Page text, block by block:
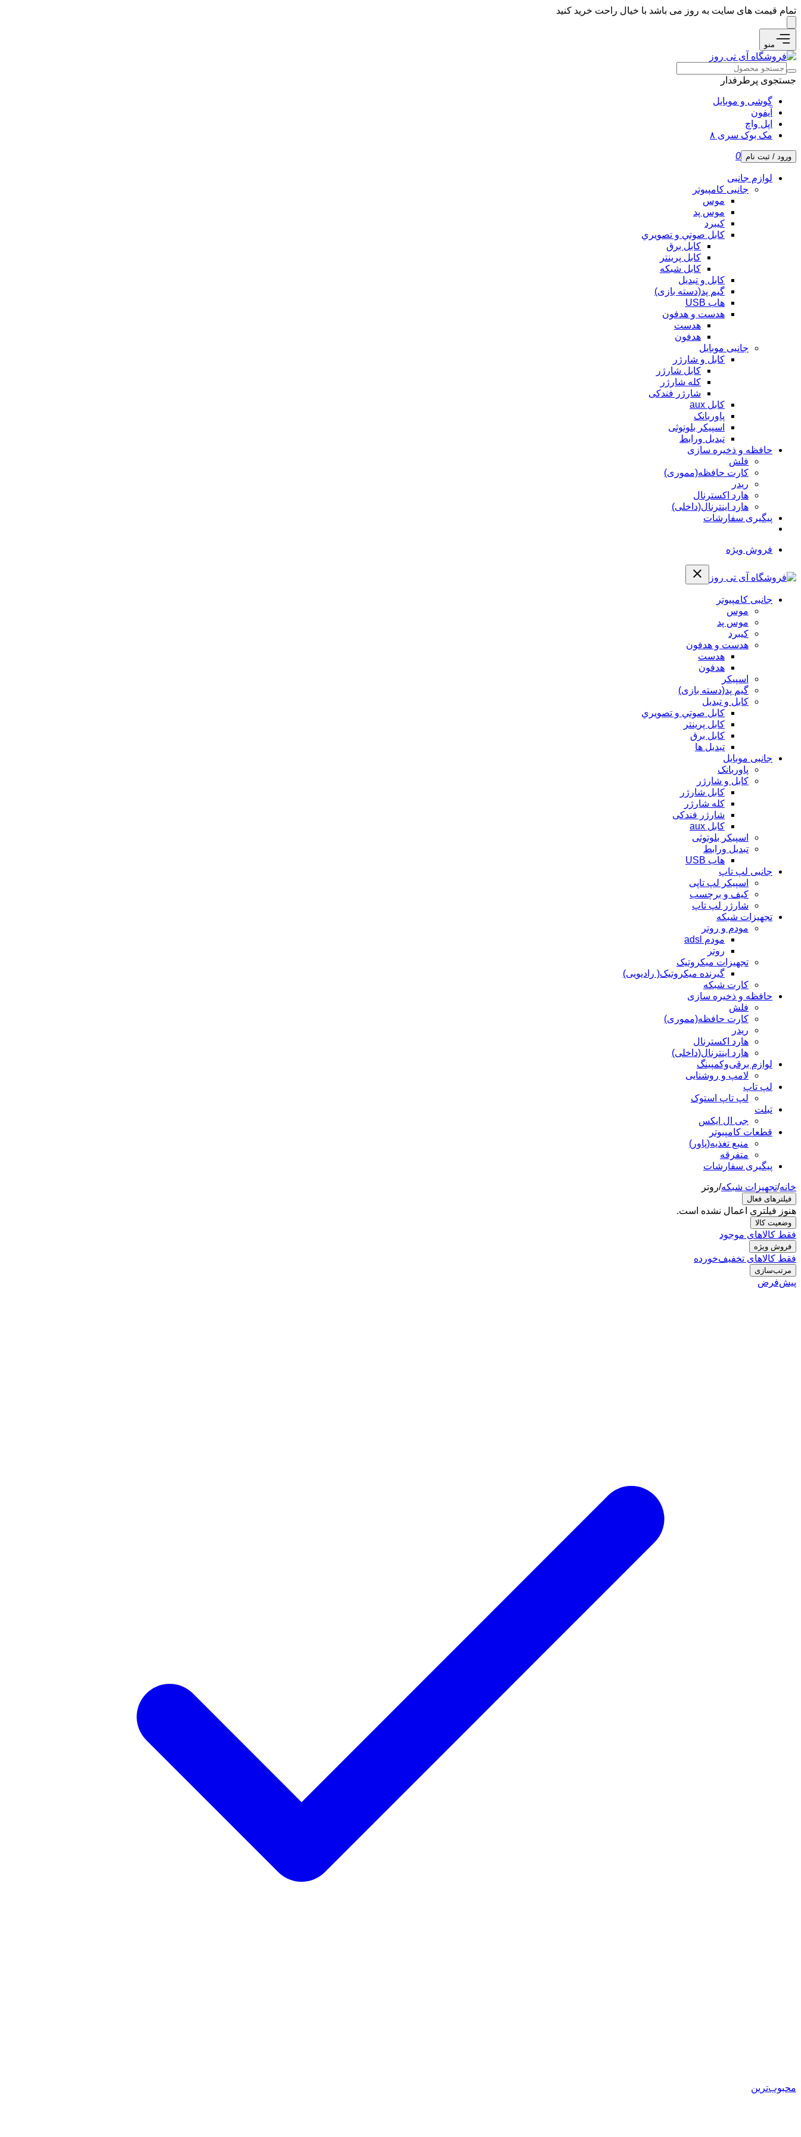
تمام قیمت های سایت به روز می باشد با خیال راحت خرید کنید
منو
جستجوی پرطرفدار
گوشی و موبایل
آیفون
اپل واچ
مک بوک سری ۸
ورود / ثبت نام 0
لوازم جانبی
جانبی کامپیوتر
موس
موس پد
کیبرد
كابل صوتي و تصويري
کابل برق
کابل پرینتر
کابل شبکه
کابل و تبدیل
گیم پد(دسته بازی)
هاب USB
هدست و هدفون
هدست
هدفون
جانبی موبایل
کابل و شارژر
کابل شارژر
کله شارژر
شارژر فندکی
کابل aux
پاوربانک
اسپیکر بلوتوثی
تبدیل ورابط
حافظه و ذخیره سازی
فلش
کارت حافظه(مموری)
ریدر
هارد اکسترنال
هارد اینترنال(داخلی)
پیگیری سفارشات
فروش ویژه
جانبی کامپیوتر
موس
موس پد
کیبرد
هدست و هدفون
هدست
هدفون
اسپیکر
گیم پد(دسته بازی)
کابل و تبدیل
كابل صوتي و تصويري
کابل پرینتر
کابل برق
تبدیل ها
جانبی موبایل
پاوربانک
کابل و شارژر
کابل شارژر
کله شارژر
شارژر فندکی
کابل aux
اسپیکر بلوتوثی
تبدیل ورابط
هاب USB
جانبی لپ تاپ
اسپیکر لپ تاپی
کیف و برچسب
شارژر لپ تاپ
تجهیزات شبکه
مودم و روتر
مودم adsl
روتر
تجهیزات میکروتیک
گیرنده میکروتیک( رادیویی)
کارت شبکه
حافظه و ذخیره سازی
فلش
کارت حافظه(مموری)
ریدر
هارد اکسترنال
هارد اینترنال(داخلی)
لوازم برقی‌وکمپینگ
لامپ و روشنایی
لپ تاپ
لپ تاپ استوک
تبلت
جی ال ایکس
قطعات کامپیوتر
منبع تغذیه(پاور)
متفرقه
پیگیری سفارشات
خانه/تجهیزات شبکه/روتر
فیلترهای فعال
هنوز فیلتری اعمال نشده است.
وضعیت کالا
فقط کالاهای موجود
فروش ویژه
فقط کالاهای تخفیف‌خورده
مرتب‌سازی
پیش‌فرض
محبوب‌ترین